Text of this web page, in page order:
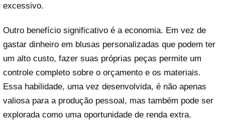
excessivo.
Outro benefício significativo é a economia. Em vez de
gastar dinheiro em blusas personalizadas que podem ter
um alto custo, fazer suas próprias peças permite um
controle completo sobre o orçamento e os materiais.
Essa habilidade, uma vez desenvolvida, é não apenas
valiosa para a produção pessoal, mas também pode ser
explorada como uma oportunidade de renda extra.